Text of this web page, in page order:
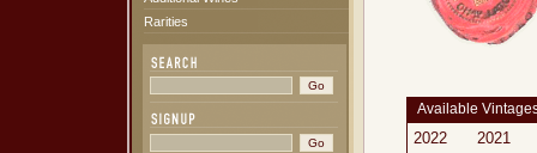
Rarities
Available
2022
2021